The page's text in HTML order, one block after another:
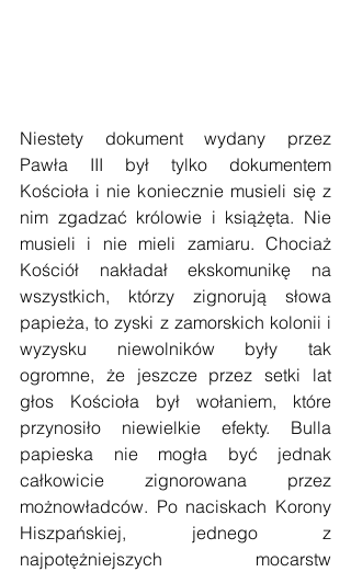
Niestety dokument wydany przez
Pawła III był tylko dokumentem
Kościoła i nie koniecznie musieli się z
nim zgadzać królowie i książęta. Nie
musieli i nie mieli zamiaru. Chociaż
Kościół nakładał ekskomunikę na
wszystkich, którzy zignorują słowa
papieża, to zyski z zamorskich kolonii i
wyzysku niewolników były tak
ogromne, że jeszcze przez setki lat
głos Kościoła był wołaniem, które
przynosiło niewielkie efekty. Bulla
papieska nie mogła być jednak
całkowicie zignorowana przez
możnowładców. Po naciskach Korony
Hiszpańskiej, jednego z
najpotężniejszych mocarstw